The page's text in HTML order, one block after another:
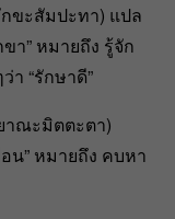
ขะสัมปะทา) แปล
า” หมายถึง รู้จัก
า “รักษาดี”
าณะมิตตะตา)
น” หมายถึง คบหา